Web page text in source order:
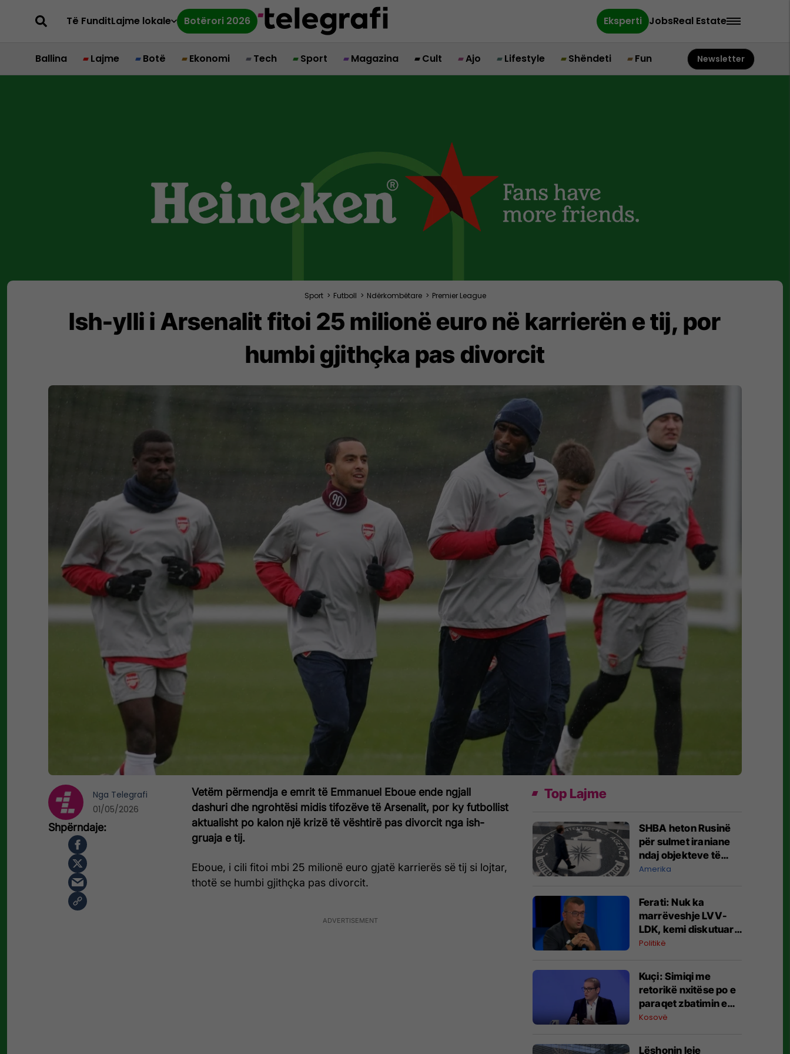
Të FunditLajme lokale Botërori 2026 Eksperti JobsReal Estate
Ballina Lajme Botë Ekonomi Tech Sport Magazina Cult Ajo Lifestyle Shëndeti Fun Newsletter
Sport > Futboll > Ndërkombëtare > Premier League
Ish-ylli i Arsenalit fitoi 25 milionë euro në karrierën e tij, por
humbi gjithçka pas divorcit
Vetëm përmendja e emrit të Emmanuel Eboue ende ngjall
dashuri dhe ngrohtësi midis tifozëve të Arsenalit, por ky futbollist
aktualisht po kalon një krizë të vështirë pas divorcit nga ish-
gruaja e tij.
Eboue, i cili fitoi mbi 25 milionë euro gjatë karrierës së tij si lojtar,
thotë se humbi gjithçka pas divorcit.
Nga Telegrafi
01/05/2026
Top Lajme
SHBA heton Rusinë
për sulmet iraniane
ndaj objekteve të
CIA-s
Amerika
Ferati: Nuk ka
marrëveshje LVV-
LDK, kemi diskutuar
vetëm për parime
Politikë
Kuçi: Simiqi me
retorikë nxitëse po e
paraqet zbatimin e
ligjit në veri si
Kosovë
Lëshonin leje